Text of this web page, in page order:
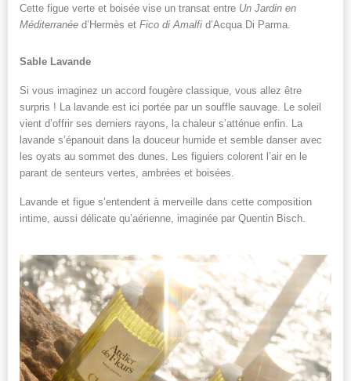
Cette figue verte et boisée vise un transat entre Un Jardin en
Méditerranée d’Hermès et Fico di Amalfi d’Acqua Di Parma.
Sable Lavande
Si vous imaginez un accord fougère classique, vous allez être
surpris ! La lavande est ici portée par un souffle sauvage. Le soleil
vient d’offrir ses derniers rayons, la chaleur s’atténue enfin. La
lavande s’épanouit dans la douceur humide et semble danser avec
les oyats au sommet des dunes. Les figuiers colorent l’air en le
parant de senteurs vertes, ambrées et boisées.
Lavande et figue s’entendent à merveille dans cette composition
intime, aussi délicate qu’aérienne, imaginée par Quentin Bisch.